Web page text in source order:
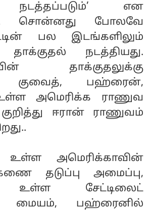
நடத்தப்படும்’ என
சொன்னது போலவே
பல இடங்களிலும்
தாக்குதல் நடத்தியது.
தாக்குதலுக்கு
குவைத், பஹ்ரைன்,
அமெரிக்க ராணுவ
ஈரான் ராணுவம்
உள்ள அமெரிக்காவின்
தடுப்பு அமைப்பு,
உள்ள சேட்டிலைட்
மையம், பஹ்ரைனில்